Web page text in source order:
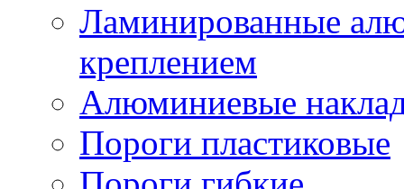
Ламинированные
креплением
Алюминиевые
Пороги пластиковые